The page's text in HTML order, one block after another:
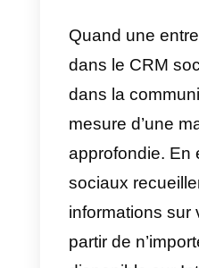
CRM
avec vous
l’utilisation
notre
nos clients.